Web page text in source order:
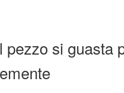
pezzo si guasta